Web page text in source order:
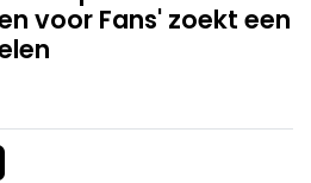
voor Fans' zoekt een
via Mailvia link